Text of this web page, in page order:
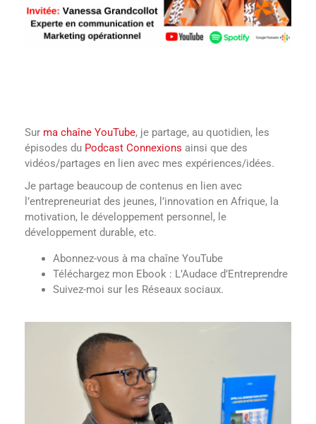
Sur ma chaîne YouTube, je partage, au quotidien, les
épisodes du Podcast Connexions ainsi que des
vidéos/partages en lien avec mes expériences/idées.
Je partage beaucoup de contenus en lien avec
l’entrepreneuriat des jeunes, l’innovation en Afrique, la
motivation, le développement personnel, le
développement durable, etc.
Abonnez-vous à ma chaîne YouTube
Téléchargez mon Ebook : L’Audace d’Entreprendre
Suivez-moi sur les Réseaux sociaux.